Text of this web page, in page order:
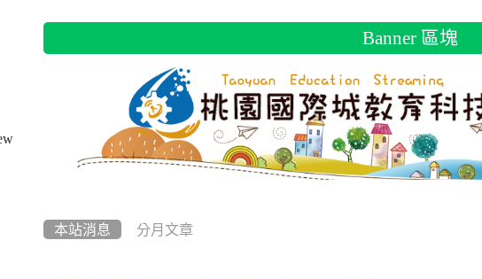
Banner 區塊
本站消息 分月文章